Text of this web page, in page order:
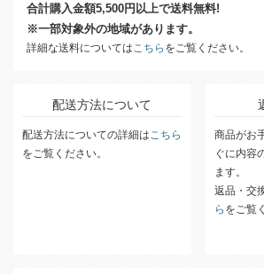
合計購入金額5,500円以上で送料無料!
※一部対象外の地域があります。
詳細な送料については こちら をご覧ください。
配送方法について
配送方法についての詳細は こちら
をご覧ください。
商品がお
ぐに内容
ます。
返品・交
ら をご覧